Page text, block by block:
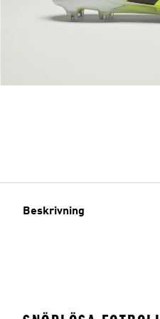
Beskrivning